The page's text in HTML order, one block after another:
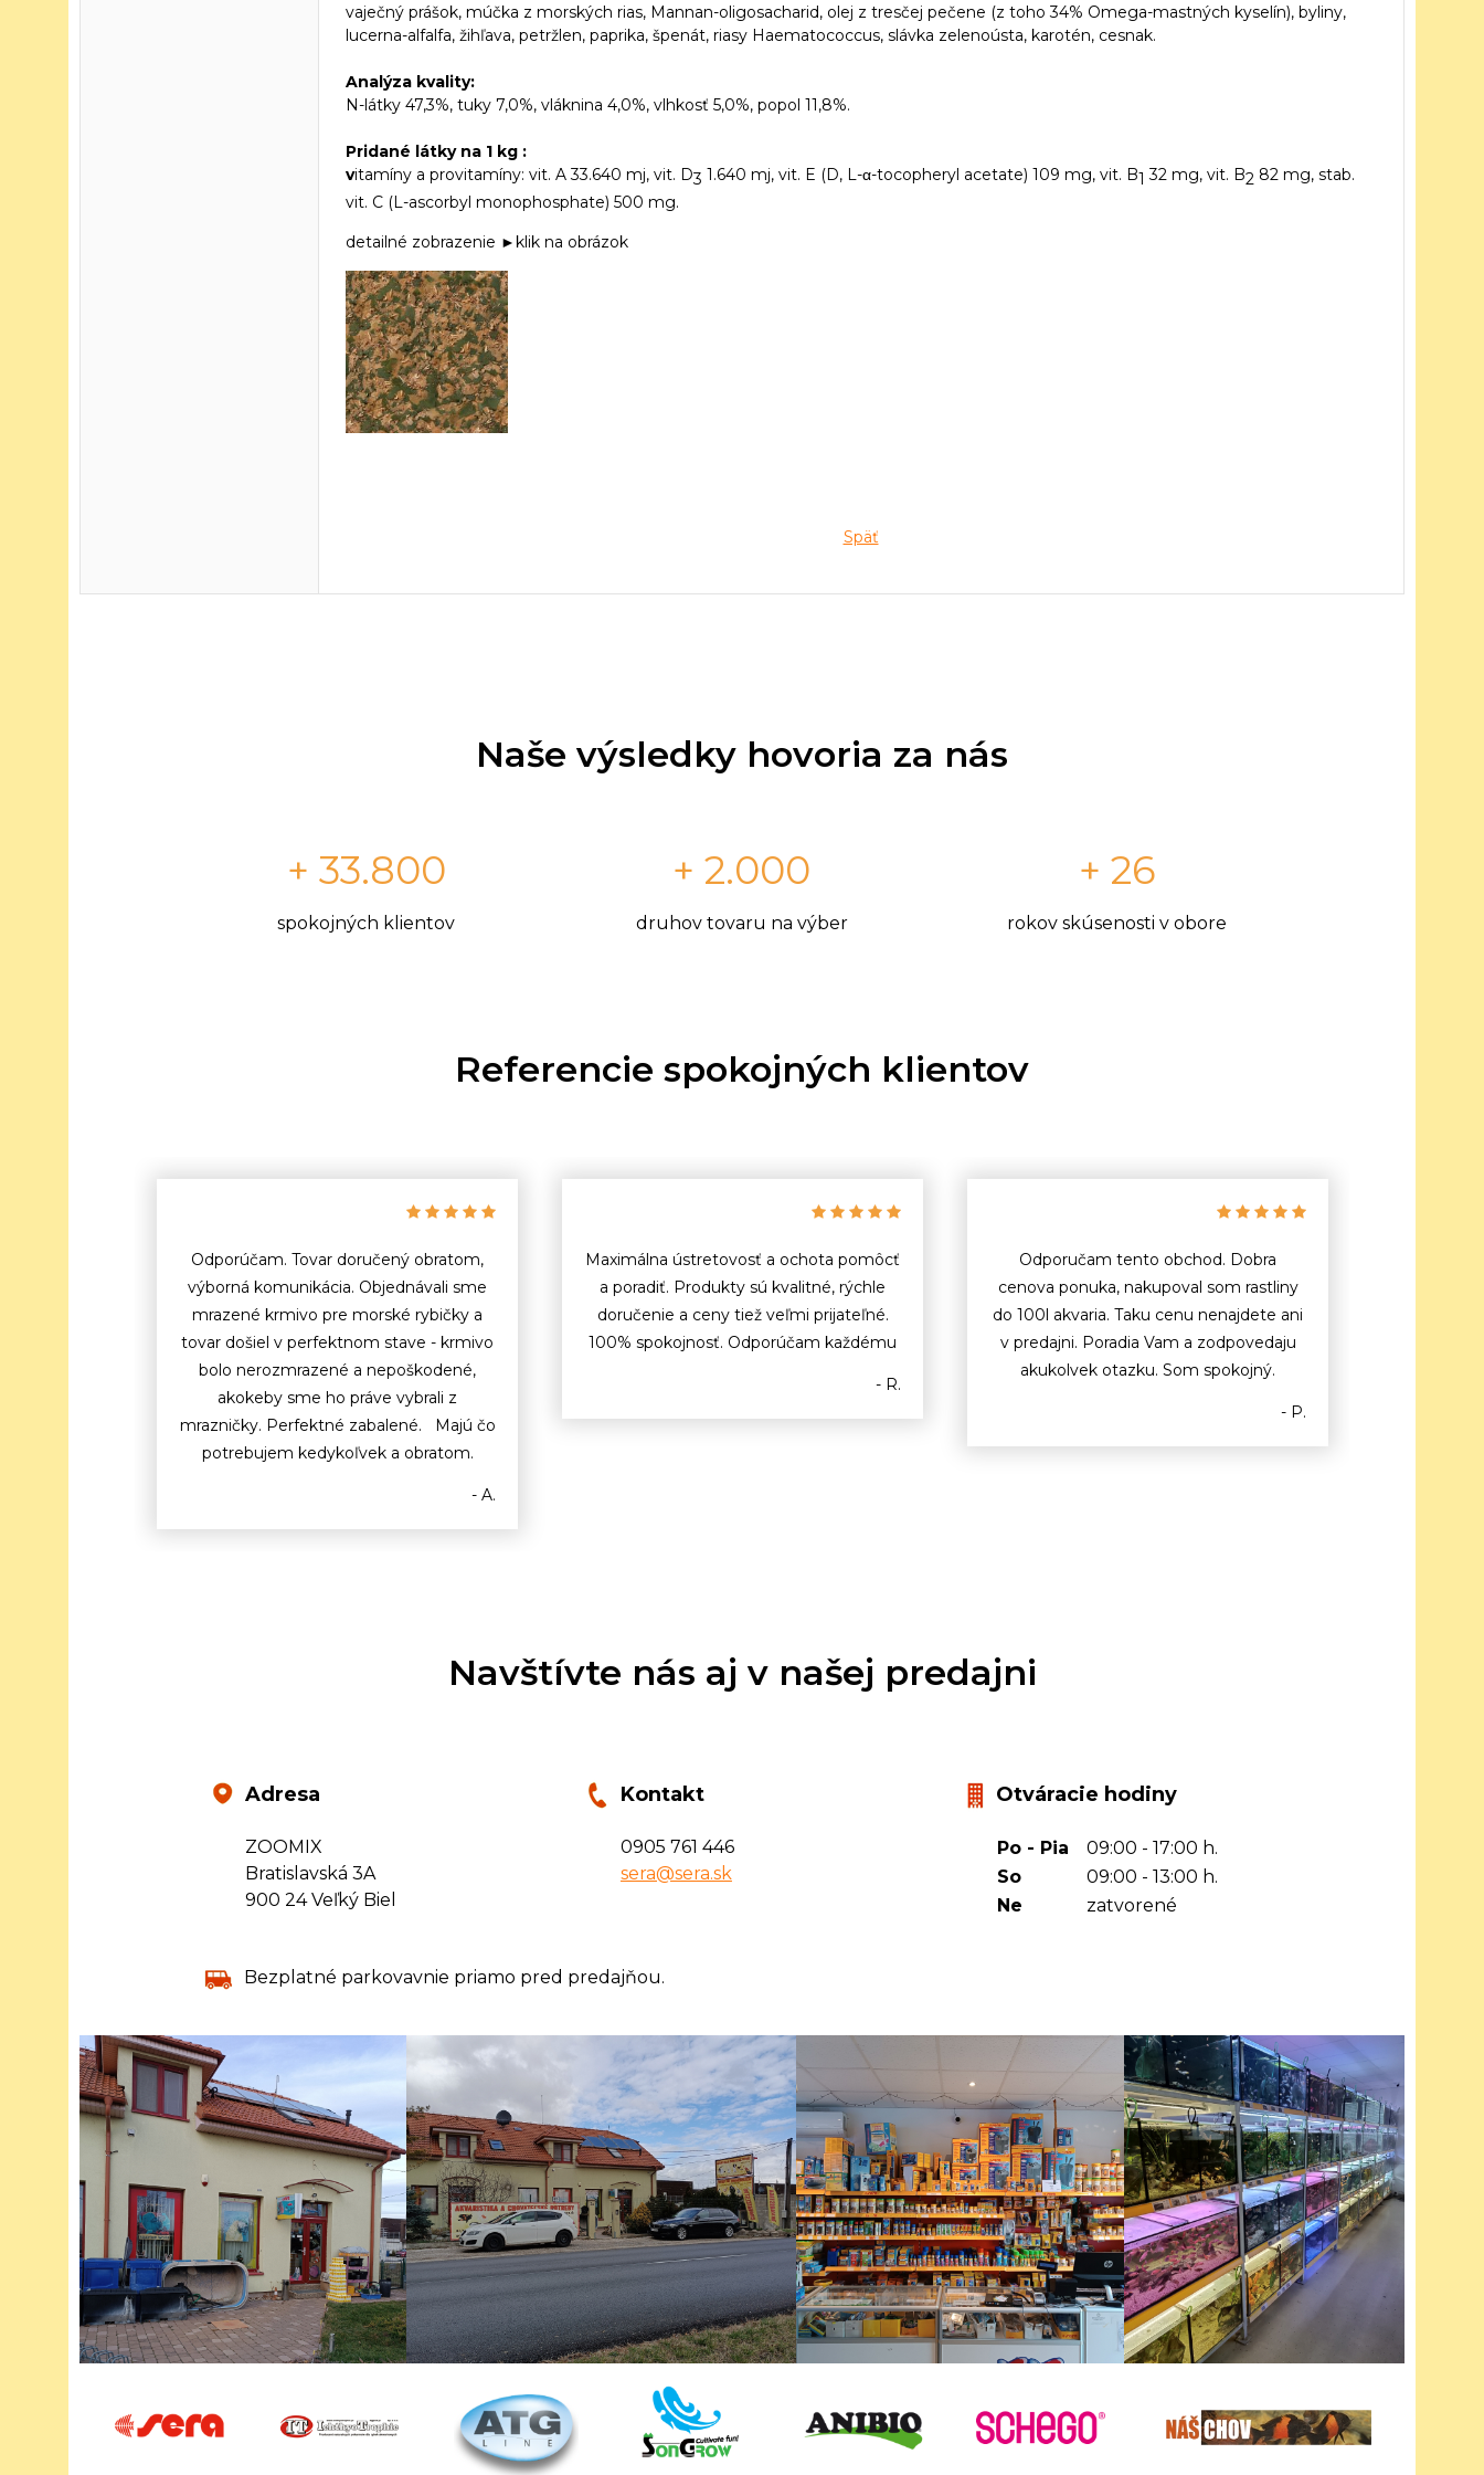
vaječný prášok, múčka z morských rias, Mannan-oligosacharid, olej z tresčej pečene (z toho 34% Omega-mastných kyselín), byliny,
lucerna-alfalfa, žihľava, petržlen, paprika, špenát, riasy Haematococcus, slávka zelenoústa, karotén, cesnak.
Analýza kvality:
N-látky 47,3%, tuky 7,0%, vláknina 4,0%, vlhkosť 5,0%, popol 11,8%.
Pridané látky na 1 kg :
vitamíny a provitamíny: vit. A 33.640 mj, vit. D3 1.640 mj, vit. E (D, L-α-tocopheryl acetate) 109 mg, vit. B1 32 mg, vit. B2 82 mg, stab.
vit. C (L-ascorbyl monophosphate) 500 mg.
detailné zobrazenie ►klik na obrázok
Späť
Naše výsledky hovoria za nás
+ 33.800
spokojných klientov
+ 2.000
druhov tovaru na výber
+ 26
rokov skúsenosti v obore
Referencie spokojných klientov
Odporúčam. Tovar doručený obratom,
výborná komunikácia. Objednávali sme
mrazené krmivo pre morské rybičky a
tovar došiel v perfektnom stave - krmivo
bolo nerozmrazené a nepoškodené,
akokeby sme ho práve vybrali z
mrazničky. Perfektné zabalené. Majú čo
potrebujem kedykoľvek a obratom.
- A.
Maximálna ústretovosť a ochota pomôcť
a poradiť. Produkty sú kvalitné, rýchle
doručenie a ceny tiež veľmi prijateľné.
100% spokojnosť. Odporúčam každému
- R.
Odporučam tento obchod. Dobra
cenova ponuka, nakupoval som rastliny
do 100l akvaria. Taku cenu nenajdete ani
v predajni. Poradia Vam a zodpovedaju
akukolvek otazku. Som spokojný.
- P.
Navštívte nás aj v našej predajni
Adresa
ZOOMIX
Bratislavská 3A
900 24 Veľký Biel
Kontakt
0905 761 446
sera@sera.sk
Otváracie hodiny
Po - Pia
09:00 - 17:00 h.
So
09:00 - 13:00 h.
Ne
zatvorené
Bezplatné parkovavnie priamo pred predajňou.